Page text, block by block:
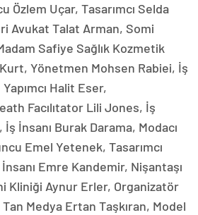
Özlem Uçar, Tasarımcı Selda
Avukat Talat Arman, Somi
Safiye Sağlık Kozmetik
Yönetmen Mohsen Rabiei, İş
Yapımcı Halit Eser,
Facılıtator Lili Jones, İş
İnsanı Burak Darama, Modacı
Emel Yetenek, Tasarımcı
Emre Kandemir, Nişantaşı
Kliniği Aynur Erler, Organizatör
Medya Ertan Taşkıran, Model